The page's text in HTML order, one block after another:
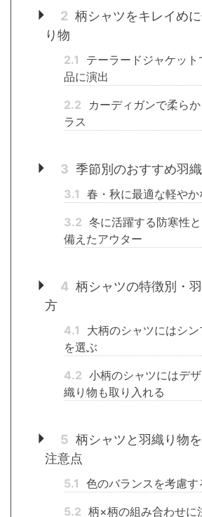
2 柄シャツをキレイめ
り物
2.1
テーラードジャケッ
品に演出
2.2
カーディガンで柔ら
ラス
3 季節別のおすすめ羽
3.1 春・秋に最適な軽や
3.2 冬に活躍する防寒性
備えたアウター
4 柄シャツの特徴別・
方
4.1
大柄のシャツにはシ
を選ぶ
4.2 小柄のシャツにはデ
織り物も取り入れる
5 柄シャツと羽織り物
注意点
5.1 色のバランスを考慮す
5.2 柄×柄の組み合わせに